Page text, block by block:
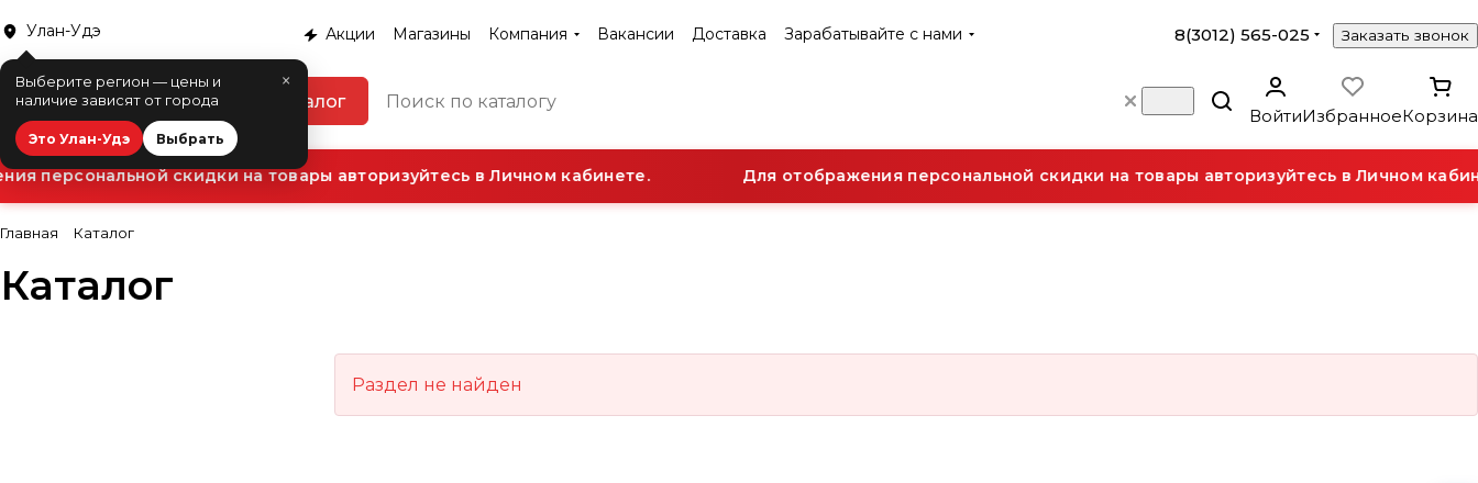
Улан-Удэ
×
Выберите регион — цены и
наличие зависят от города
Это Улан-Удэ Выбрать
Акции Магазины Компания Вакансии Доставка Зарабатывайте с нами 8(3012) 565-025 Заказать звонок
Каталог
ВойтиИзбранноеКорзина
персональной скидки на товары авторизуйтесь в Личном кабинете. Для отображения персональной скидки на товары авторизуйтесь в Личном
Главная Каталог
Каталог
Раздел не найден